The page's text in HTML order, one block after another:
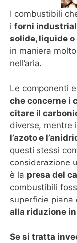
I combustibili
i forni
solide, liquide o
in maniera
nell’aria.
Le componenti
che concerne i
citare il
diverse, mentre
l’azoto e
questi stessi
considerazione
è la presa del
combustibili
superficie piana
alla riduzione
Se si tratta